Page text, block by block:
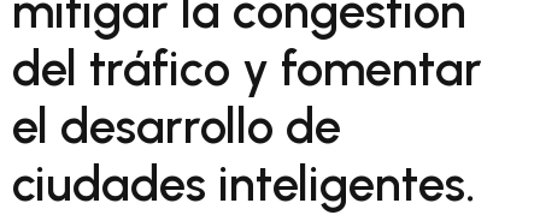
del tráfico y fomentar
el desarrollo de
ciudades inteligentes.